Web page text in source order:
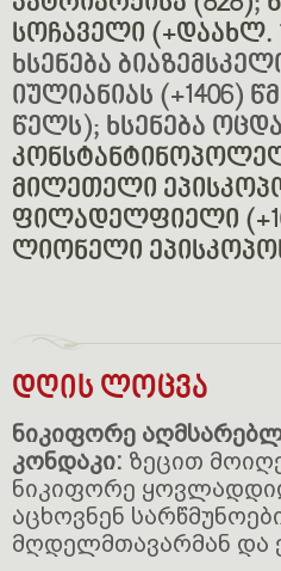
სოჩაველი (+დაახლ.
ხსენება
იულიანიას (+1406)
წელს); ხსენება
მილეთელი
ფილადელფიელი
ლიონელი
დღის ლოცვა
ნიკიფორე
კონდაკი: ზეცით
ნიკიფორე
აცხოვნენ
მღდელმთავარმან და